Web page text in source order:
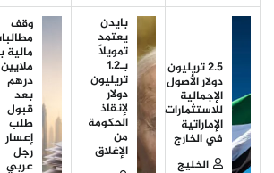
2.5 تريليون
دولار الأصول
الإجمالية
للاستثمارات
الإماراتية
في الخارج
الخليج
بايدن
يعتمد
تمويلاً
بـ1.2
تريليون
دولار
لإنقاذ
الحكومة
من
الإغلاق
وقف
ملايين
درهم
بعد
قبول
طلب
إعسار
رجل
عربي